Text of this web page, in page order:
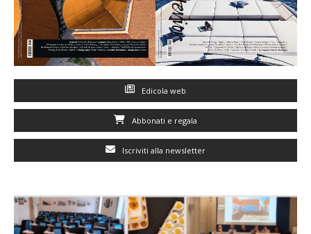
Edicola web
Abbonati e regala
Iscriviti alla newsletter